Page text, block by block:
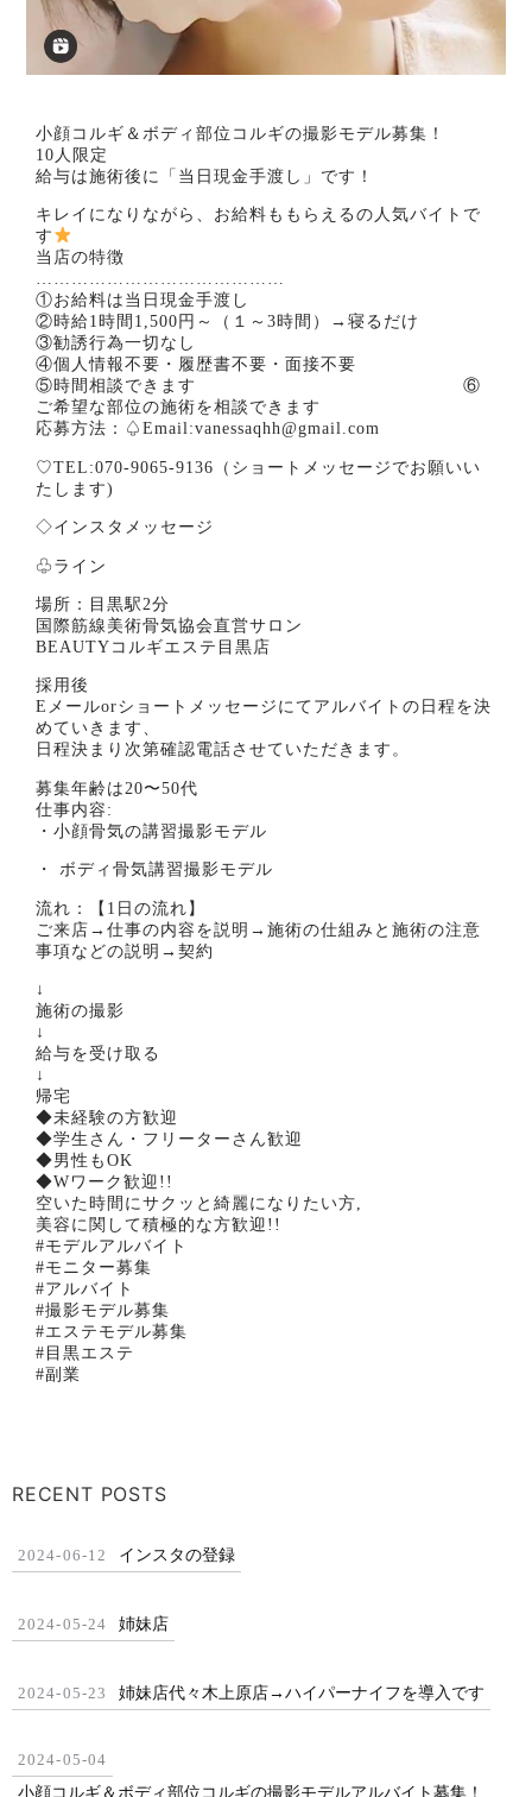
小顔コルギ＆ボディ部位コルギの撮影モデル募集！
10人限定
給与は施術後に「当日現金手渡し」です！
キレイになりながら、お給料ももらえるの人気バイトで
す
当店の特徴
……………………………………
①お給料は当日現金手渡し
②時給1時間1,500円～（１～3時間）→寝るだけ
③勧誘行為一切なし
④個人情報不要・履歴書不要・面接不要
⑤時間相談できます ⑥
ご希望な部位の施術を相談できます
応募方法：♤Email:vanessaqhh@gmail.com
♡TEL:070-9065-9136（ショートメッセージでお願いい
たします)
◇インスタメッセージ
♧ライン
場所：目黒駅2分
国際筋線美術骨気協会直営サロン
BEAUTYコルギエステ目黒店
採用後
Eメールorショートメッセージにてアルバイトの日程を決
めていきます、
日程決まり次第確認電話させていただきます。
募集年齢は20〜50代
仕事内容:
・小顔骨気の講習撮影モデル
・ ボディ骨気講習撮影モデル
流れ：【1日の流れ】
ご来店→仕事の内容を説明→施術の仕組みと施術の注意
事項などの説明→契約
↓
施術の撮影
↓
給与を受け取る
↓
帰宅
◆未経験の方歓迎
◆学生さん・フリーターさん歓迎
◆男性もOK
◆Wワーク歓迎!!
空いた時間にサクッと綺麗になりたい方,
美容に関して積極的な方歓迎!!
#モデルアルバイト
#モニター募集
#アルバイト
#撮影モデル募集
#エステモデル募集
#目黒エステ
#副業
RECENT POSTS
2024-06-12 インスタの登録
2024-05-24 姉妹店
2024-05-23 姉妹店代々木上原店→ハイパーナイフを導入です
2024-05-04
小顔コルギ＆ボディ部位コルギの撮影モデルアルバイト募集！